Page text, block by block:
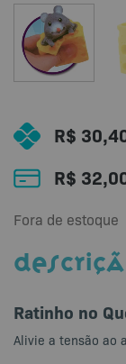
R$
R$
Fora de estoque
Ratinho no
Alivie a tensão ao